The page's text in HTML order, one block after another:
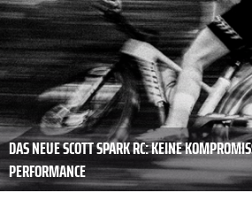
DAS NEUE SCOTT SPARK RC: KEINE
PERFORMANCE